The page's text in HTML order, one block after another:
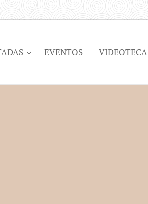
EVENTOS VIDEOTECA